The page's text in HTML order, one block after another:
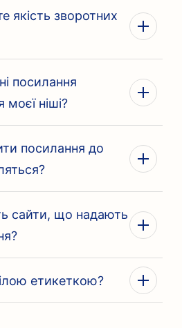
якість зворотних
посилання
ніші?
посилання до
сайти, що надають
етикеткою?